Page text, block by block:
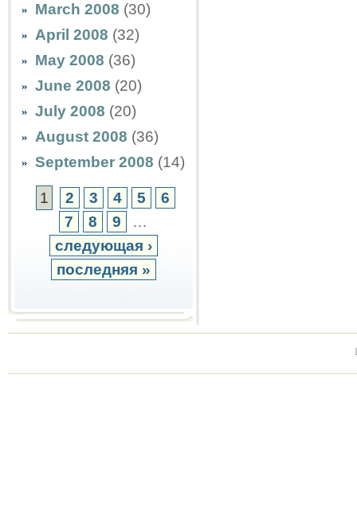
March 2008 (30)
April 2008 (32)
May 2008 (36)
June 2008 (20)
July 2008 (20)
August 2008 (36)
September 2008 (14)
1 2 3 4 5
6
7
8 9
…
следующая ›
последняя »